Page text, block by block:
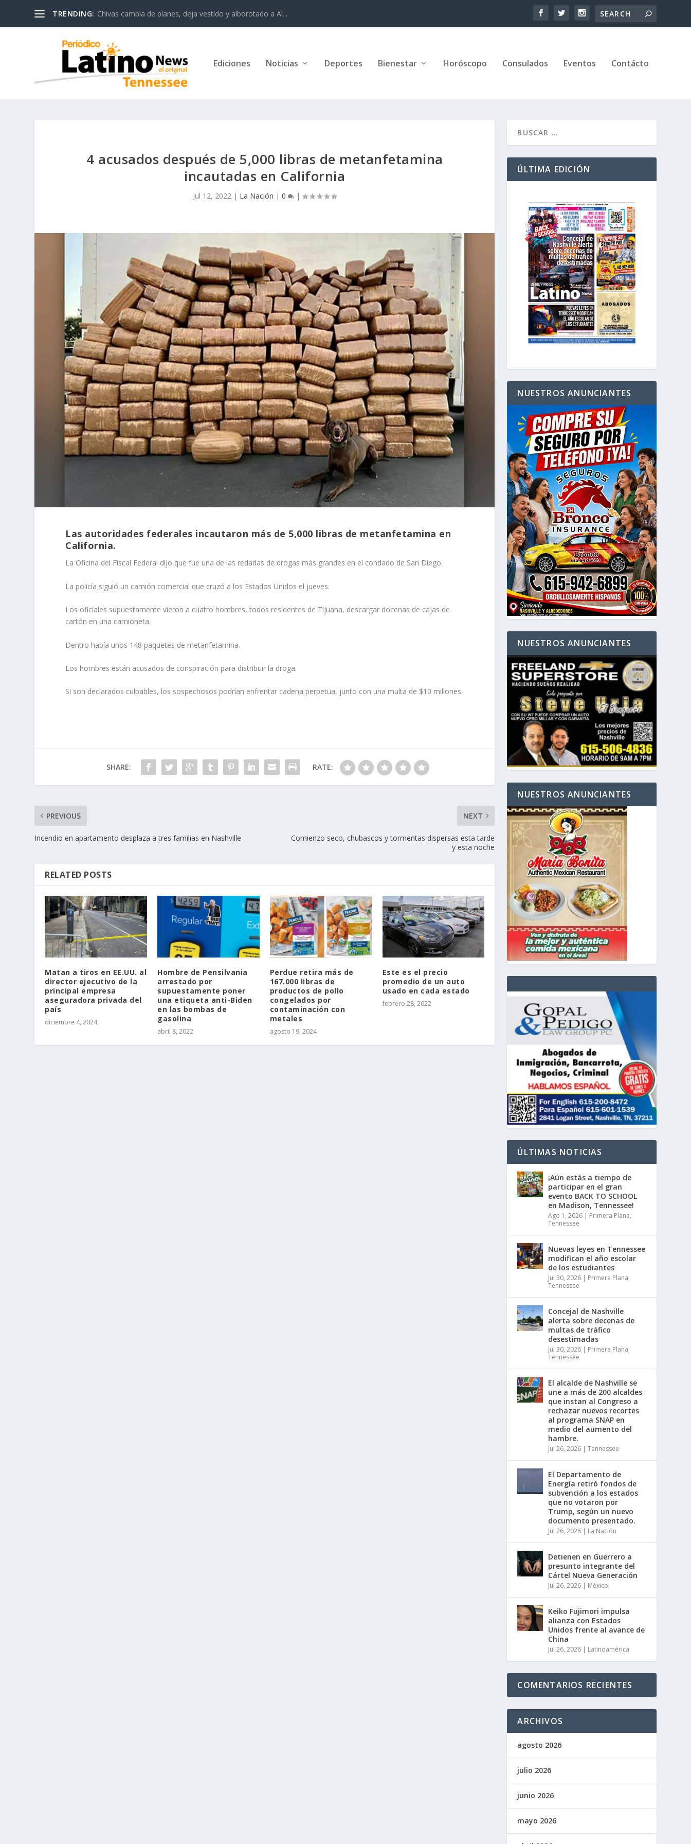
TRENDING: Chivas cambia de planes, deja vestido y alborotado a Al...
Ediciones Noticias Deportes Bienestar Horóscopo Consulados Eventos Contácto
4 acusados después de 5,000 libras de metanfetamina
incautadas en California
Jul 12, 2022 | La Nación |0 |
Las autoridades federales incautaron más de 5,000 libras de metanfetamina en
California.
La Oficina del Fiscal Federal dijo que fue una de las redadas de drogas más grandes en el condado de San Diego.
La policía siguió un camión comercial que cruzó a los Estados Unidos el jueves.
Los oficiales supuestamente vieron a cuatro hombres, todos residentes de Tijuana, descargar docenas de cajas de
cartón en una camioneta.
Dentro había unos 148 paquetes de metanfetamina.
Los hombres están acusados de conspiración para distribuir la droga.
Si son declarados culpables, los sospechosos podrían enfrentar cadena perpetua, junto con una multa de $10 millones.
SHARE: RATE:
PREVIOUS
Incendio en apartamento desplaza a tres familias en Nashville
NEXT
Comienzo seco, chubascos y tormentas dispersas esta tarde
y esta noche
RELATED POSTS
Matan a tiros en EE.UU. al
director ejecutivo de la
principal empresa
aseguradora privada del
país
diciembre 4, 2024
Hombre de Pensilvania
arrestado por
supuestamente poner
una etiqueta anti-Biden
en las bombas de
gasolina
abril 8, 2022
Perdue retira más de
167.000 libras de
productos de pollo
congelados por
contaminación con
metales
agosto 19, 2024
Este es el precio
promedio de un auto
usado en cada estado
febrero 28, 2022
ÚLTIMA EDICIÓN
NUESTROS ANUNCIANTES
NUESTROS ANUNCIANTES
NUESTROS ANUNCIANTES
ÚLTIMAS NOTICIAS
¡Aún estás a tiempo de
participar en el gran
evento BACK TO SCHOOL
en Madison, Tennessee!
Ago 1, 2026 Primera Plana,
Tennessee
Nuevas leyes en Tennessee
modifican el año escolar
de los estudiantes
Jul 30, 2026 Primera Plana,
Tennessee
Concejal de Nashville
alerta sobre decenas de
multas de tráfico
desestimadas
Jul 30, 2026 Primera Plana,
Tennessee
El alcalde de Nashville se
une a más de 200 alcaldes
que instan al Congreso a
rechazar nuevos recortes
al programa SNAP en
medio del aumento del
hambre.
Jul 26, 2026 |Tennessee
El Departamento de
Energía retiró fondos de
subvención a los estados
que no votaron por
Trump, según un nuevo
documento presentado.
Jul 26, 2026 La Nación
Detienen en Guerrero a
presunto integrante del
Cártel Nueva Generación
Jul 26, 2026 México
Keiko Fujimori impulsa
alianza con Estados
Unidos frente al avance de
China
Jul 26, 2026 Latinoamérica
COMENTARIOS RECIENTES
ARCHIVOS
agosto 2026
julio 2026
junio 2026
mayo 2026